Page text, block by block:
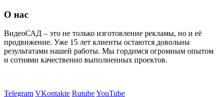
О нас
ВидеоСАД – это не только изготовление рекламы, но и её
продвижение. Уже 15 лет клиенты остаются довольны
результатами нашей работы. Мы гордимся огромным опытом
и сотнями качественно выполненных проектов.
Telegram VKontakte RutubeYouTube